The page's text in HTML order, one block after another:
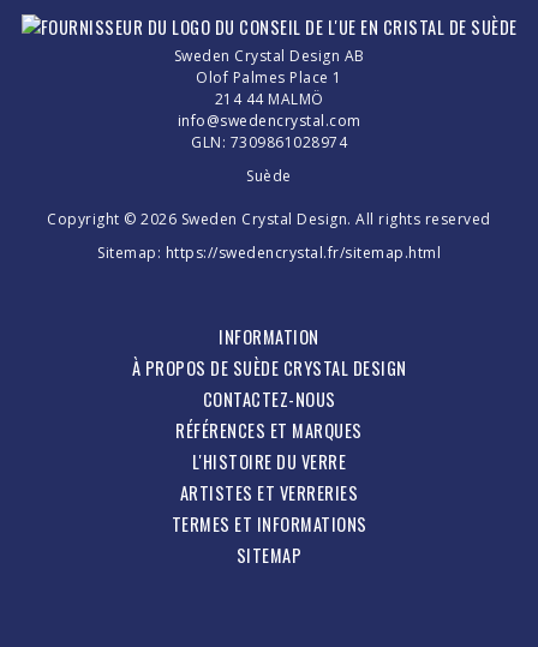
Sweden Crystal Design AB
Olof Palmes Place 1
214 44 MALMÖ
info@swedencrystal.com
GLN: 7309861028974
Suède
Copyright © 2026 Sweden Crystal Design. All rights reserved
Sitemap: https://swedencrystal.fr/sitemap.html
INFORMATION
À PROPOS DE SUÈDE CRYSTAL DESIGN
CONTACTEZ-NOUS
RÉFÉRENCES ET MARQUES
L'HISTOIRE DU VERRE
ARTISTES ET VERRERIES
TERMES ET INFORMATIONS
SITEMAP